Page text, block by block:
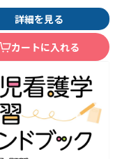
詳細を見る
カートに入れる